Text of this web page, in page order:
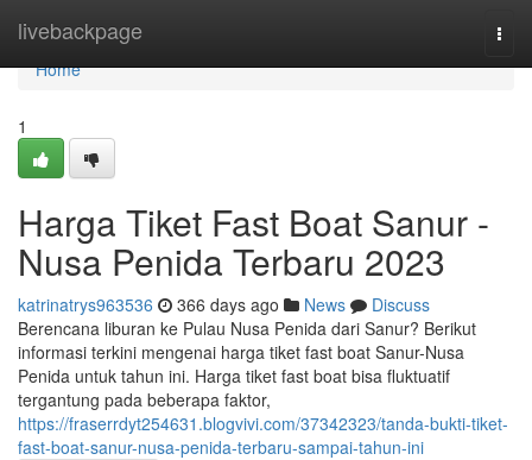
livebackpage
Home
Home
1
Harga Tiket Fast Boat Sanur -
Nusa Penida Terbaru 2023
katrinatrys963536 366 days ago News
Discuss
Berencana liburan ke Pulau Nusa Penida dari Sanur? Berikut
informasi terkini mengenai harga tiket fast boat Sanur-Nusa
Penida untuk tahun ini. Harga tiket fast boat bisa fluktuatif
tergantung pada beberapa faktor,
https://fraserrdyt254631.blogvivi.com/37342323/tanda-bukti-tiket-
fast-boat-sanur-nusa-penida-terbaru-sampai-tahun-ini